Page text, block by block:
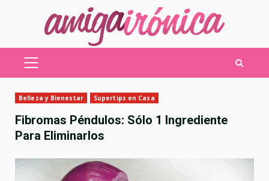
MENÚ
Belleza y Bienestar Supertips en Casa
Fibromas Péndulos: Sólo 1 Ingrediente
Para Eliminarlos